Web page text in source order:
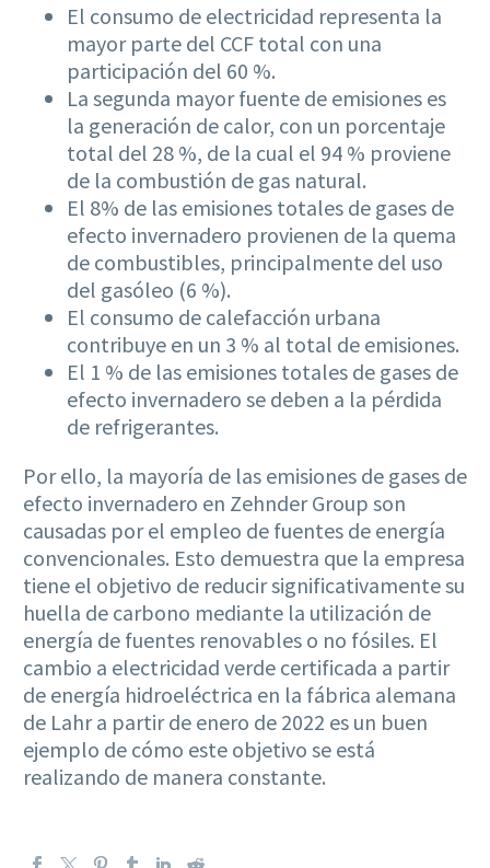
El consumo de electricidad representa la
mayor parte del CCF total con una
participación del 60 %.
La segunda mayor fuente de emisiones es
la generación de calor, con un porcentaje
total del 28 %, de la cual el 94 % proviene
de la combustión de gas natural.
El 8% de las emisiones totales de gases de
efecto invernadero provienen de la quema
de combustibles, principalmente del uso
del gasóleo (6 %).
El consumo de calefacción urbana
contribuye en un 3 % al total de emisiones.
El 1 % de las emisiones totales de gases de
efecto invernadero se deben a la pérdida
de refrigerantes.
Por ello, la mayoría de las emisiones de gases de
efecto invernadero en Zehnder Group son
causadas por el empleo de fuentes de energía
convencionales. Esto demuestra que la empresa
tiene el objetivo de reducir significativamente su
huella de carbono mediante la utilización de
energía de fuentes renovables o no fósiles. El
cambio a electricidad verde certificada a partir
de energía hidroeléctrica en la fábrica alemana
de Lahr a partir de enero de 2022 es un buen
ejemplo de cómo este objetivo se está
realizando de manera constante.